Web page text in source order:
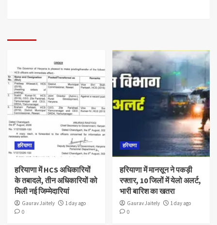
हरियाणा
हरियाणा में HCS अधिकारियों
के तबादले, तीन अधिकारियों को
मिली नई जिम्मेदारियां
Gaurav Jaitely
1 day ago
0
हरियाणा
हरियाणा में मानसून ने पकड़ी
रफ्तार, 10 जिलों में येलो अलर्ट,
भारी बारिश का खतरा
Gaurav Jaitely
1 day ago
0